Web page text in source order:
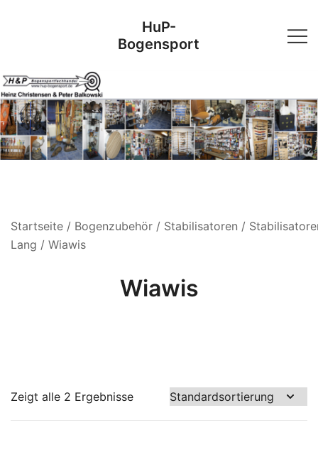
HuP-
Bogensport
Startseite / Bogenzubehör / Stabilisatoren /
Lang / Wiawis
Wiawis
Zeigt alle 2 Ergebnisse